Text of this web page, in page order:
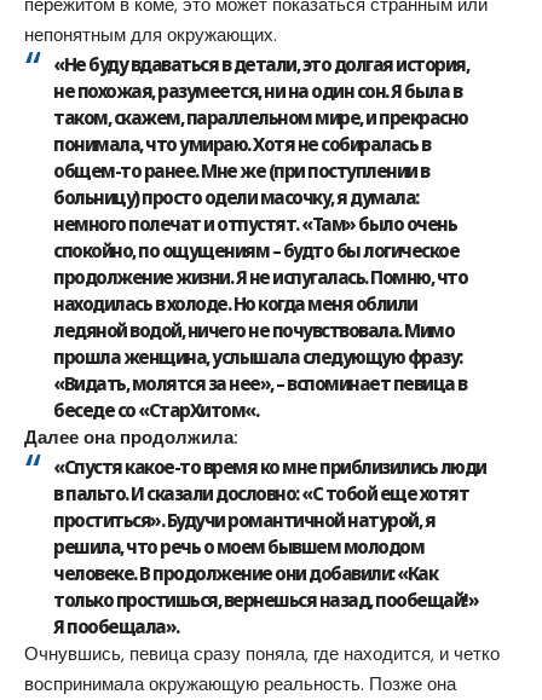
непонятным для окружающих.
«Не буду вдаваться в детали, это долгая история,
не похожая, разумеется, ни на один сон. Я была в
таком, скажем, параллельном мире, и прекрасно
понимала, что умираю. Хотя не собиралась в
общем-то ранее. Мне же (при поступлении в
больницу) просто одели масочку, я думала:
немного полечат и отпустят. «Там» было очень
спокойно, по ощущениям – будто бы логическое
продолжение жизни. Я не испугалась. Помню, что
находилась в холоде. Но когда меня облили
ледяной водой, ничего не почувствовала. Мимо
прошла женщина, услышала следующую фразу:
«Видать, молятся за нее», – вспоминает певица в
беседе со «СтарХитом«.
Далее она продолжила:
«Спустя какое-то время ко мне приблизились люди
в пальто. И сказали дословно: «С тобой еще хотят
проститься». Будучи романтичной натурой, я
решила, что речь о моем бывшем молодом
человеке. В продолжение они добавили: «Как
только простишься, вернешься назад, пообещай!»
Я пообещала».
Очнувшись, певица сразу поняла, где находится, и четко
воспринимала окружающую реальность. Позже она